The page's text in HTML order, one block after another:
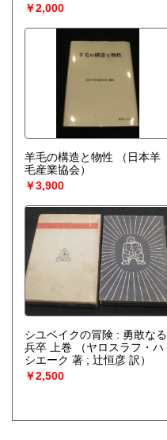
￥2,000
羊毛の構造と物性
（日本羊
毛産業協会）
￥3,900
シユベイクの冐険 : 勇敢なる
兵卒 上巻
（ヤロスラフ・ハ
シエーク 著 ; 辻恒彦 訳）
￥2,500